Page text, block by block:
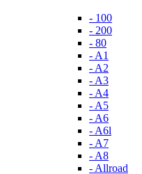
- 100
- 200
- 80
- A1
- A2
- A3
- A4
- A5
- A6
- A6l
- A7
- A8
- Allroad